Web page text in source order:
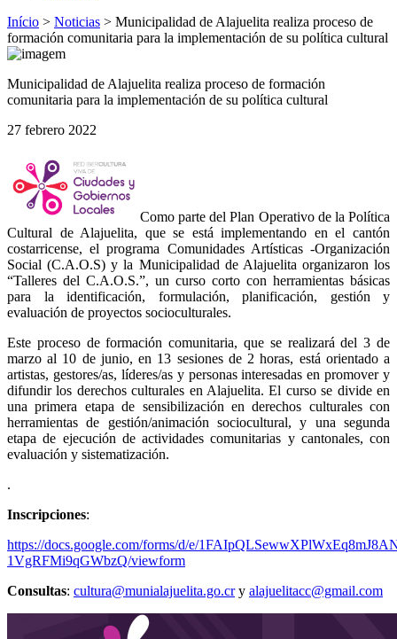
Início > Noticias > Municipalidad de Alajuelita realiza proceso de
formación comunitaria para la implementación de su política cultural
Municipalidad de Alajuelita realiza proceso de formación
comunitaria para la implementación de su política cultural
27 febrero 2022
Como parte del Plan Operativo de la Política
Cultural de Alajuelita, que se está implementando en el cantón
costarricense, el programa Comunidades Artísticas -Organización
Social (C.A.O.S) y la Municipalidad de Alajuelita organizaron los
“Talleres del C.A.O.S.”, un curso corto con herramientas básicas
para la identificación, formulación, planificación, gestión y
evaluación de proyectos socioculturales.
Este proceso de formación comunitaria, que se realizará del 3 de
marzo al 10 de junio, en 13 sesiones de 2 horas, está orientado a
artistas, gestores/as, líderes/as y personas interesadas en promover y
difundir los derechos culturales en Alajuelita. El curso se divide en
una primera etapa de sensibilización en derechos culturales con
herramientas de gestión/animación sociocultural, y una segunda
etapa de ejecución de actividades comunitarias y cantonales, con
evaluación y sistematización.
.
Inscripciones:
https://docs.google.com/forms/d/e/
1VgRFMi9qGWbzQ/viewform
Consultas: cultura@munialajuelita.go.cry alajuelitacc@gmail.com